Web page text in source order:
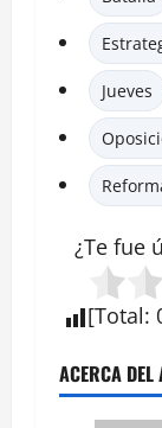
Jueves
¿Te fue
[Total:
ACERCA DEL